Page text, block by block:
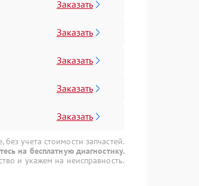
Заказать
Заказать
Заказать
Заказать
Заказать
учета стоимости запчастей.
на бесплатную диагностику.
и укажем на неисправность.